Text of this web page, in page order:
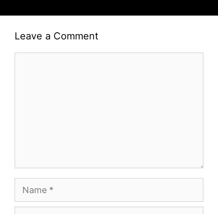
Leave a Comment
Name